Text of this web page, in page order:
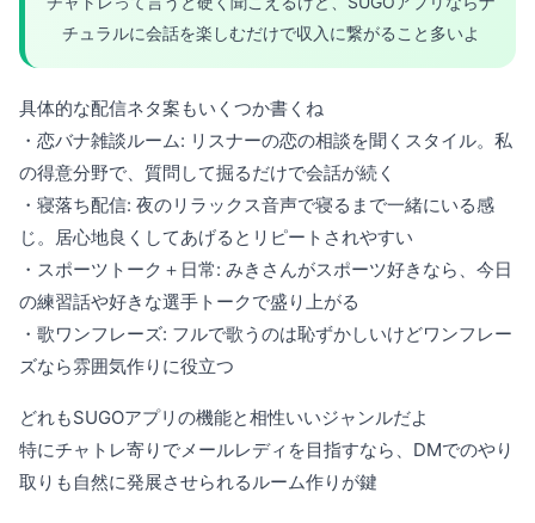
チュラルに会話を楽しむだけで収入に繋がること多いよ
具体的な配信ネタ案もいくつか書くね
・恋バナ雑談ルーム: リスナーの恋の相談を聞くスタイル。私
の得意分野で、質問して掘るだけで会話が続く
・寝落ち配信: 夜のリラックス音声で寝るまで一緒にいる感
じ。居心地良くしてあげるとリピートされやすい
・スポーツトーク＋日常: みきさんがスポーツ好きなら、今日
の練習話や好きな選手トークで盛り上がる
・歌ワンフレーズ: フルで歌うのは恥ずかしいけどワンフレー
ズなら雰囲気作りに役立つ
どれもSUGOアプリの機能と相性いいジャンルだよ
特にチャトレ寄りでメールレディを目指すなら、DMでのやり
取りも自然に発展させられるルーム作りが鍵